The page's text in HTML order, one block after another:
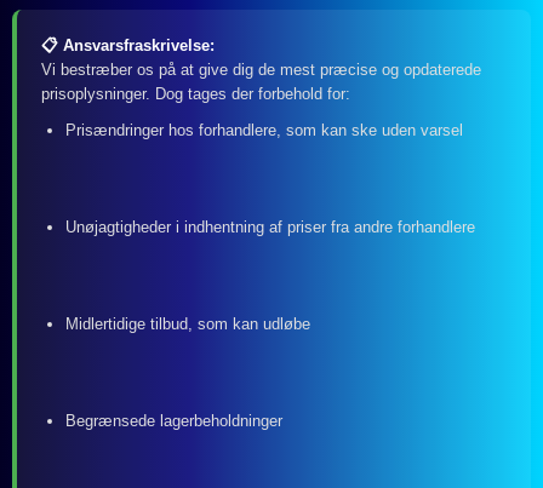
📋 Ansvarsfraskrivelse:
Vi bestræber os på at give dig de mest præcise og opdaterede
prisoplysninger. Dog tages der forbehold for:
Prisændringer hos forhandlere, som kan ske uden varsel
Unøjagtigheder i indhentning af priser fra andre forhandlere
Midlertidige tilbud, som kan udløbe
Begrænsede lagerbeholdninger